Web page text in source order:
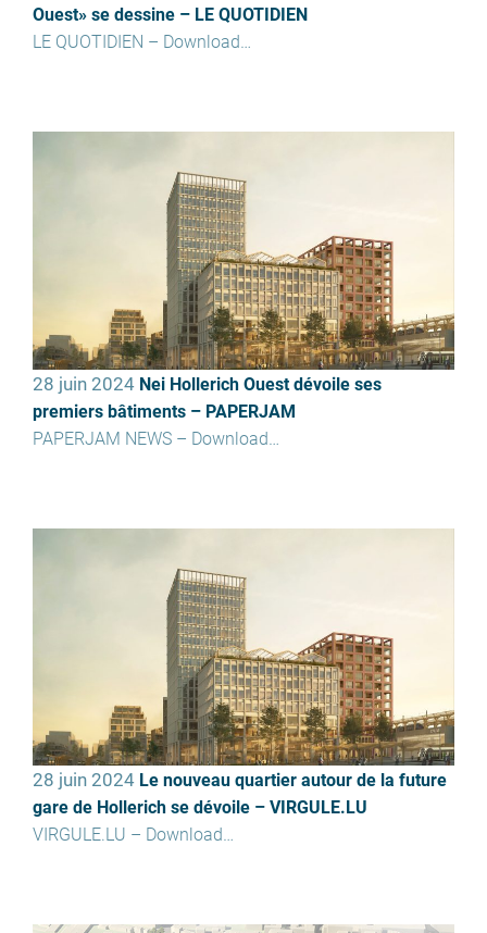
Ouest» se dessine – LE QUOTIDIEN
LE QUOTIDIEN – Download…
28 juin 2024 Nei Hollerich Ouest dévoile ses
premiers bâtiments – PAPERJAM
PAPERJAM NEWS – Download…
28 juin 2024 Le nouveau quartier autour de la future
gare de Hollerich se dévoile – VIRGULE.LU
VIRGULE.LU – Download…